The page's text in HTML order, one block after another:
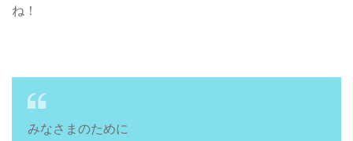
ね！
みなさまのために